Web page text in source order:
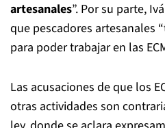
artesanales”. Por su parte,
que pescadores artesanales
para poder trabajar en las
Las acusaciones de que los
otras actividades son